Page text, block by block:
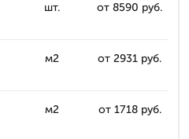
шт. от 8590 руб.
м2 от 2931 руб.
м2 от 1718 руб.